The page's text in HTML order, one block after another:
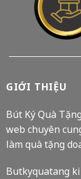
GIỚI THIỆU
Bút Ký Quà
web chuyên
làm quà tặng
Butkyquatang